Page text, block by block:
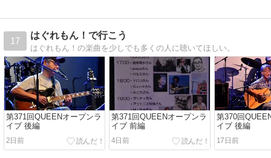
17
はぐれもん！で行こう
はぐれもん！の楽曲を少しでも多くの人に聴いてほしい。
第371回QUEENオープンラ
イブ 後編
2日前
第371回QUEENオープンラ
イブ 前編
4日前
第370回
イブ 後編
17日前